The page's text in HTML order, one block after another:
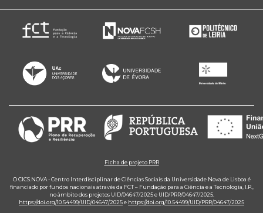
Ficha de projeto PRR
O CICS.NOVA - Centro Interdisciplinar de Ciências Sociais da Universidade Nova de Lisboa é
financiado por fundos nacionais através da FCT – Fundação para a Ciência e a Tecnologia, I.P.,
no âmbito dos projetos UID/04647/2025 e UID/PRR/04647/2025.
https://doi.org/10.54499/UID/04647/2025e https://doi.org/10.54499/UID/PRR/04647/2025